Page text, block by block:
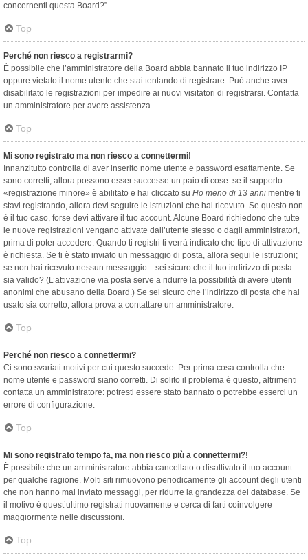
concernenti questa Board?”.
Top
Perché non riesco a registrarmi?
È possibile che l’amministratore della Board abbia bannato il tuo indirizzo IP
oppure vietato il nome utente che stai tentando di registrare. Può anche aver
disabilitato le registrazioni per impedire ai nuovi visitatori di registrarsi. Contatta
un amministratore per avere assistenza.
Top
Mi sono registrato ma non riesco a connettermi!
Innanzitutto controlla di aver inserito nome utente e password esattamente. Se
sono corretti, allora possono esser successe un paio di cose: se il supporto
«registrazione minore» è abilitato e hai cliccato su Ho meno di 13 anni mentre ti
stavi registrando, allora devi seguire le istruzioni che hai ricevuto. Se questo non
è il tuo caso, forse devi attivare il tuo account. Alcune Board richiedono che tutte
le nuove registrazioni vengano attivate dall’utente stesso o dagli amministratori,
prima di poter accedere. Quando ti registri ti verrà indicato che tipo di attivazione
è richiesta. Se ti è stato inviato un messaggio di posta, allora segui le istruzioni;
se non hai ricevuto nessun messaggio... sei sicuro che il tuo indirizzo di posta
sia valido? (L’attivazione via posta serve a ridurre la possibilità di avere utenti
anonimi che abusano della Board.) Se sei sicuro che l’indirizzo di posta che hai
usato sia corretto, allora prova a contattare un amministratore.
Top
Perché non riesco a connettermi?
Ci sono svariati motivi per cui questo succede. Per prima cosa controlla che
nome utente e password siano corretti. Di solito il problema è questo, altrimenti
contatta un amministratore: potresti essere stato bannato o potrebbe esserci un
errore di configurazione.
Top
Mi sono registrato tempo fa, ma non riesco più a connettermi?!
È possibile che un amministratore abbia cancellato o disattivato il tuo account
per qualche ragione. Molti siti rimuovono periodicamente gli account degli utenti
che non hanno mai inviato messaggi, per ridurre la grandezza del database. Se
il motivo è quest’ultimo registrati nuovamente e cerca di farti coinvolgere
maggiormente nelle discussioni.
Top